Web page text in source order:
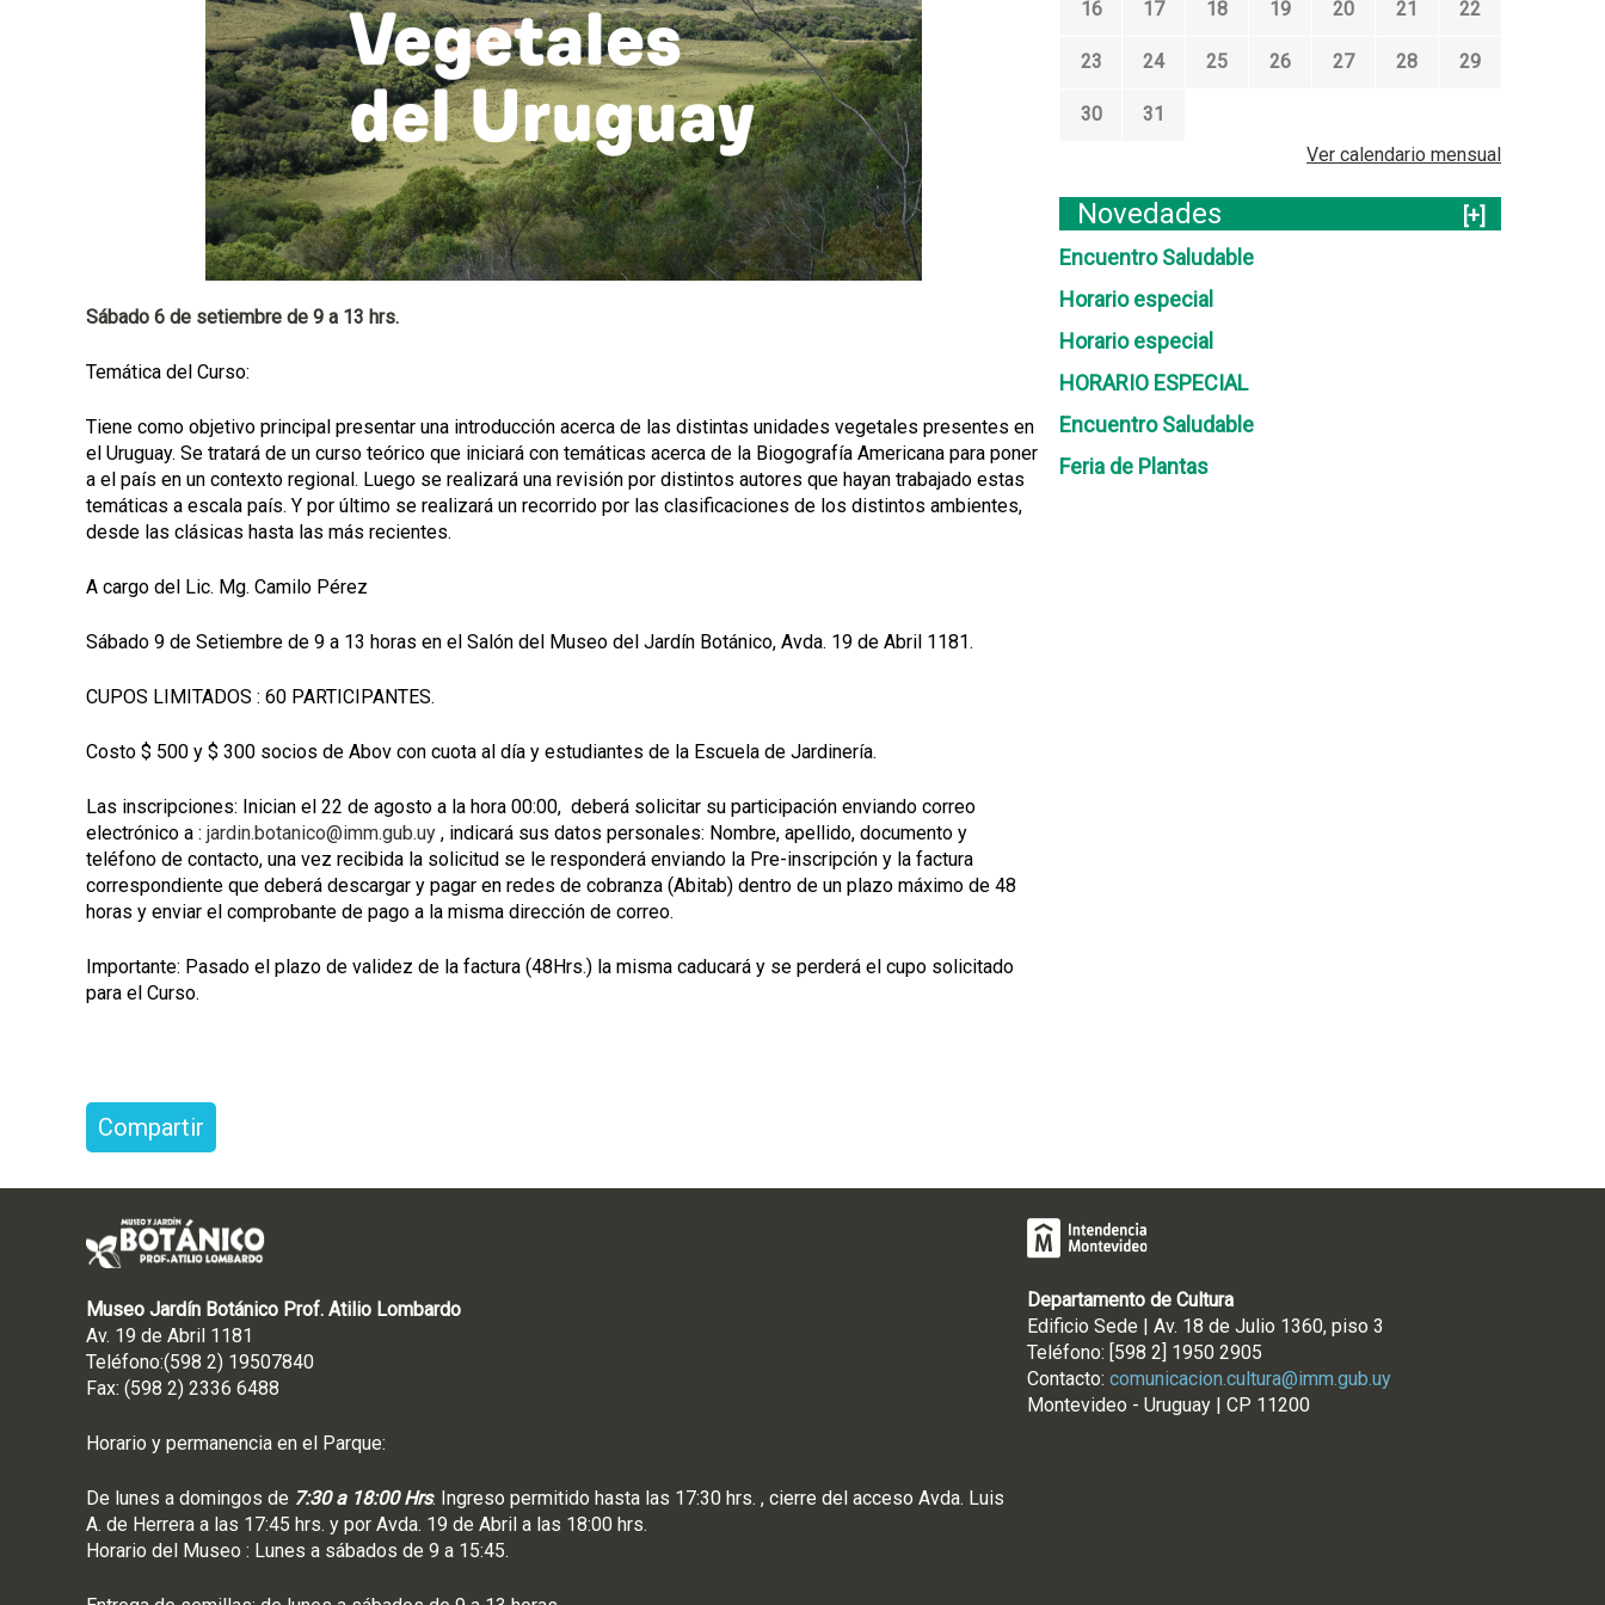
Sábado 6 de setiembre de 9 a 13 hrs.
Temática del Curso:
Tiene como objetivo principal presentar una introducción acerca de las distintas unidades vegetales presentes en
el Uruguay. Se tratará de un curso teórico que iniciará con temáticas acerca de la Biogografía Americana para poner
a el país en un contexto regional. Luego se realizará una revisión por distintos autores que hayan trabajado estas
temáticas a escala país. Y por último se realizará un recorrido por las clasificaciones de los distintos ambientes,
desde las clásicas hasta las más recientes.
A cargo del Lic. Mg. Camilo Pérez
Sábado 9 de Setiembre de 9 a 13 horas en el Salón del Museo del Jardín Botánico, Avda. 19 de Abril 1181.
CUPOS LIMITADOS : 60 PARTICIPANTES.
Costo $ 500 y $ 300 socios de Abov con cuota al día y estudiantes de la Escuela de Jardinería.
Las inscripciones: Inician el 22 de agosto a la hora 00:00, deberá solicitar su participación enviando correo
electrónico a : jardin.botanico@imm.gub.uy , indicará sus datos personales: Nombre, apellido, documento y
teléfono de contacto, una vez recibida la solicitud se le responderá enviando la Pre-inscripción y la factura
correspondiente que deberá descargar y pagar en redes de cobranza (Abitab) dentro de un plazo máximo de 48
horas y enviar el comprobante de pago a la misma dirección de correo.
Importante: Pasado el plazo de validez de la factura (48Hrs.) la misma caducará y se perderá el cupo solicitado
para el Curso.
Compartir
16 17 18 19 20 21 22
23 24 25 26 27 28 29
30
31
Ver calendario mensual
Novedades
[+]
Encuentro Saludable
Horario especial
Horario especial
HORARIO ESPECIAL
Encuentro Saludable
Feria de Plantas
Museo Jardín Botánico Prof. Atilio Lombardo
Av. 19 de Abril 1181
Teléfono:(598 2) 19507840
Fax: (598 2) 2336 6488
Horario y permanencia en el Parque:
De lunes a domingos de 7:30 a 18:00 Hrs. Ingreso permitido hasta las 17:30 hrs. , cierre del acceso Avda. Luis
A. de Herrera a las 17:45 hrs. y por Avda. 19 de Abril a las 18:00 hrs.
Horario del Museo : Lunes a sábados de 9 a 15:45.
Departamento de Cultura
Edificio Sede | Av. 18 de Julio 1360, piso 3
Teléfono: [598 2] 1950 2905
Contacto: comunicacion.cultura@imm.gub.uy
Montevideo - Uruguay | CP 11200